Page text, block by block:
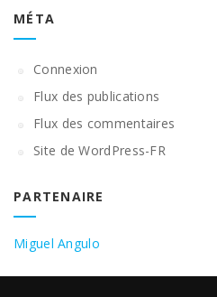
MÉTA
Connexion
Flux des publications
Flux des commentaires
Site de WordPress-FR
PARTENAIRE
Miguel Angulo